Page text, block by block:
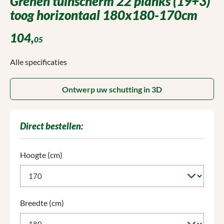
toog horizontaal 180x180-170cm
104,05
Alle specificaties
Ontwerp uw schutting in 3D
Direct bestellen:
Selecteer
Hoogte (cm)
Selecteer
Breedte (cm)